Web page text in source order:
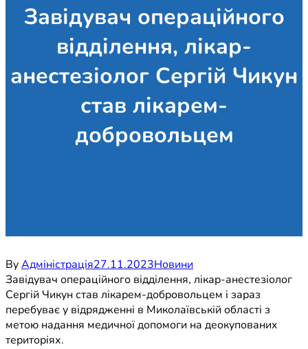
Завідувач операційного
відділення, лікар-
анестезіолог Сергій Чикун
став лікарем-
добровольцем
ByАдміністрація27.11.2023Новини
Завідувач операційного відділення, лікар-анестезіолог
Сергій Чикун став лікарем-добровольцем і зараз
перебуває у відрядженні в Миколаївській області з
метою надання медичної допомоги на деокупованих
територіях.